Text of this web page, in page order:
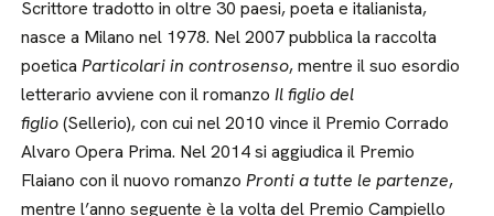
Scrittore tradotto in oltre 30 paesi, poeta e italianista,
nasce a Milano nel 1978. Nel 2007 pubblica la raccolta
poeticaParticolari in controsenso, mentre il suo esordio
letterario avviene con il romanzoIl figlio del
figlio(Sellerio), con cui nel 2010 vince il Premio Corrado
Alvaro Opera Prima. Nel 2014 si aggiudica il Premio
Flaiano con il nuovo romanzoPronti a tutte le partenze,
mentre l’anno seguente è la volta del Premio Campiello